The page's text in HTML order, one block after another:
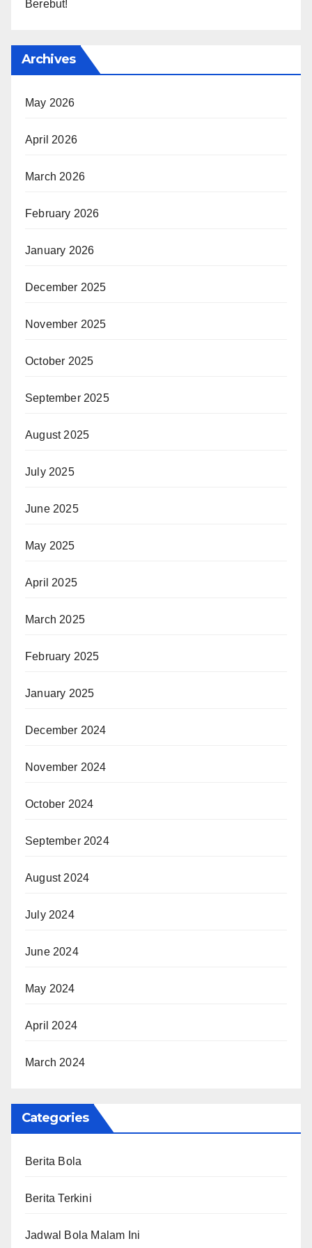
Berebut!
Archives
May 2026
April 2026
March 2026
February 2026
January 2026
December 2025
November 2025
October 2025
September 2025
August 2025
July 2025
June 2025
May 2025
April 2025
March 2025
February 2025
January 2025
December 2024
November 2024
October 2024
September 2024
August 2024
July 2024
June 2024
May 2024
April 2024
March 2024
Categories
Berita Bola
Berita Terkini
Jadwal Bola Malam Ini